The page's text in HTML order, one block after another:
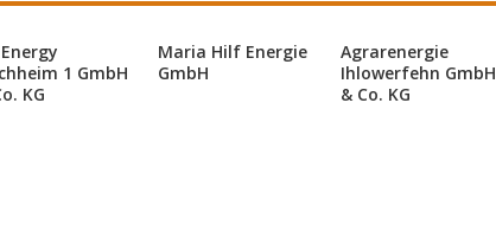
1 GmbH
KG
Maria Hilf Energie
GmbH
Agrarenergie
Ihlowerfehn GmbH
& Co. KG